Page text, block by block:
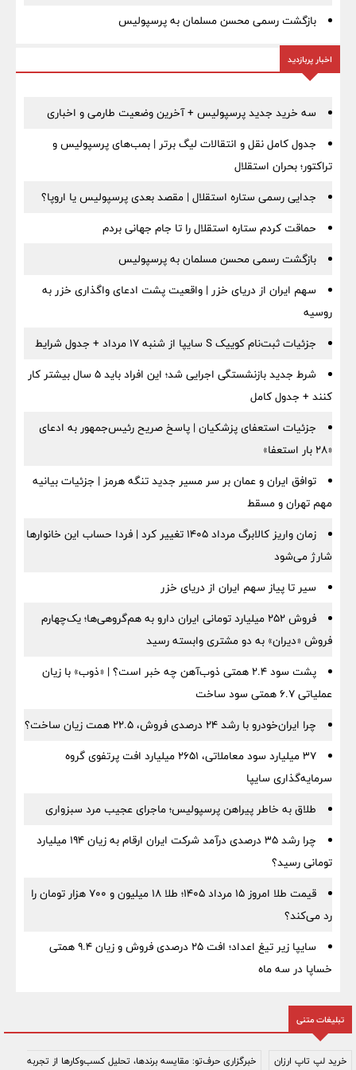
بازگشت رسمی محسن مسلمان به پرسپولیس
اخبار پربازدید
سه خرید جدید پرسپولیس + آخرین وضعیت طارمی و اخباری
جدول کامل نقل و انتقالات لیگ برتر | بمب‌های پرسپولیس و
تراکتور؛ بحران استقلال
جدایی رسمی ستاره استقلال | مقصد بعدی پرسپولیس یا اروپا؟
حماقت کردم ستاره استقلال را تا جام جهانی بردم
بازگشت رسمی محسن مسلمان به پرسپولیس
سهم ایران از دریای خزر | واقعیت پشت ادعای واگذاری خزر به
روسیه
جزئیات ثبت‌نام کوییک S سایپا از شنبه ۱۷ مرداد + جدول شرایط
شرط جدید بازنشستگی اجرایی شد؛ این افراد باید ۵ سال بیشتر کار
کنند + جدول کامل
جزئیات استعفای پزشکیان | پاسخ صریح رئیس‌جمهور به ادعای
«۲۸ بار استعفا»
توافق ایران و عمان بر سر مسیر جدید تنگه هرمز | جزئیات بیانیه
مهم تهران و مسقط
زمان واریز کالابرگ مرداد ۱۴۰۵ تغییر کرد | فردا حساب این خانوارها
شارژ می‌شود
سیر تا پیاز سهم ایران از دریای خزر
فروش ۲۵۲ میلیارد تومانی ایران دارو به هم‌گروهی‌ها؛ یک‌چهارم
فروش «دیران» به دو مشتری وابسته رسید
پشت سود ۲.۴ همتی ذوب‌آهن چه خبر است؟ | «ذوب» با زیان
عملیاتی ۶.۷ همتی سود ساخت
چرا ایران‌خودرو با رشد ۲۴ درصدی فروش، ۲۲.۵ همت زیان ساخت؟
۳۷ میلیارد سود معاملاتی، ۲۶۵۱ میلیارد افت پرتفوی گروه
سرمایه‌گذاری سایپا
طلاق به خاطر پیراهن پرسپولیس؛ ماجرای عجیب مرد سبزواری
چرا رشد ۳۵ درصدی درآمد شرکت ایران ارقام به زیان ۱۹۴ میلیارد
تومانی رسید؟
قیمت طلا امروز ۱۵ مرداد ۱۴۰۵؛ طلا ۱۸ میلیون و ۷۰۰ هزار تومان را
رد می‌کند؟
سایپا زیر تیغ اعداد؛ افت ۲۵ درصدی فروش و زیان ۹.۴ همتی
خساپا در سه ماه
تبلیغات متنی
خرید لپ تاپ ارزان خبرگزاری حرف‌تو: مقایسه برندها، تحلیل کسب‌وکارها از تجربه